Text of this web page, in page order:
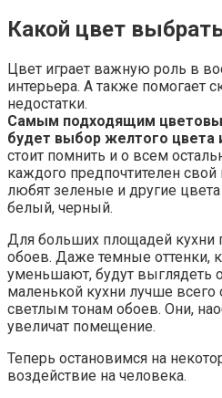
Какой цвет
Цвет играет важную роль в
интерьера. А также помогает
недостатки.
Самым подходящим
будет выбор желтого цвета
стоит помнить и о всем
каждого предпочтителен свой
любят зеленые и другие
белый, черный.
Для больших площадей кухни
обоев. Даже темные оттенки,
уменьшают, будут выглядеть
маленькой кухни лучше всего
светлым тонам обоев. Они,
увеличат помещение.
Теперь остановимся на
воздействие на человека.